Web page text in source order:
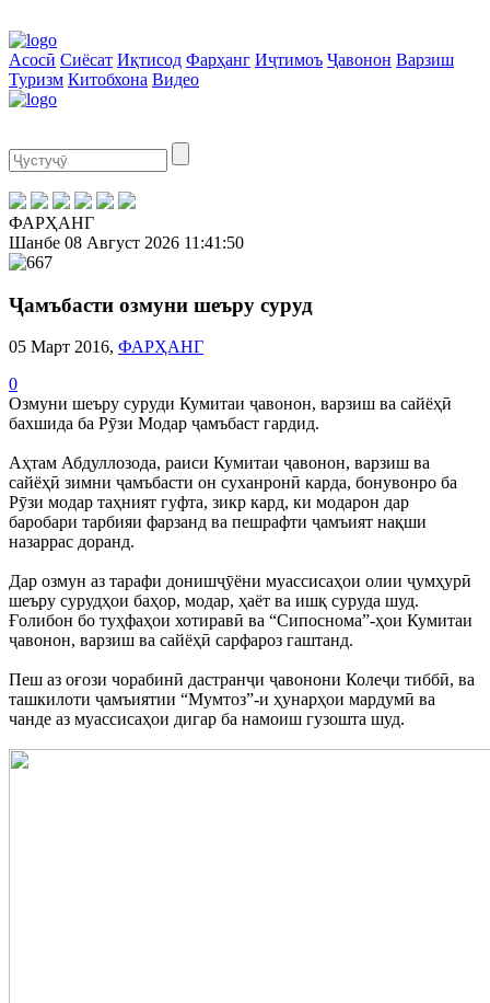
Асосӣ Сиёсат Иқтисод Фарҳанг Иҷтимоъ Ҷавонон Варзиш
Туризм Китобхона Видео
ФАРҲАНГ
Шанбе 08 Август 2026 11:41:50
Ҷамъбасти озмуни шеъру суруд
05 Март 2016, ФАРҲАНГ
0
Озмуни шеъру суруди Кумитаи ҷавонон, варзиш ва сайёҳӣ
бахшида ба Рӯзи Модар ҷамъбаст гардид.
Аҳтам Абдуллозода, раиси Кумитаи ҷавонон, варзиш ва
сайёҳӣ зимни ҷамъбасти он суханронӣ карда, бонувонро ба
Рӯзи модар таҳният гуфта, зикр кард, ки модарон дар
баробари тарбияи фарзанд ва пешрафти ҷамъият нақши
назаррас доранд.
Дар озмун аз тарафи донишҷӯёни муассисаҳои олии ҷумҳурӣ
шеъру сурудҳои баҳор, модар, ҳаёт ва ишқ суруда шуд.
Ғолибон бо туҳфаҳои хотиравӣ ва “Сипоснома”-ҳои Кумитаи
ҷавонон, варзиш ва сайёҳӣ сарфароз гаштанд.
Пеш аз оғози чорабинӣ дастранҷи ҷавонони Колеҷи тиббӣ, ва
ташкилоти ҷамъиятии “Мумтоз”-и ҳунарҳои мардумӣ ва
чанде аз муассисаҳои дигар ба намоиш гузошта шуд.